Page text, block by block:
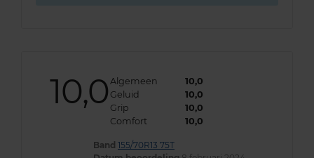
10,0 Algemeen
10,0
Geluid
10,0
Grip
10,0
Comfort
10,0
Band 155/70R13 75T